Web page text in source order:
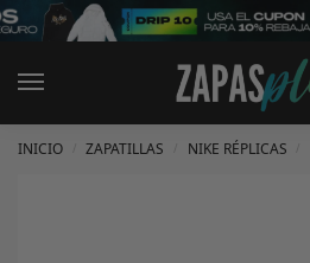
INICIO ZAPATILLAS NIKE RÉPLICAS